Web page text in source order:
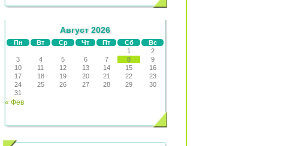
Август 2026
Пн Вт Ср Чт Пт Сб
Вс
1
2
3
4 5 6 7 8
9
10
11 12 13 14 15
16
17
18 19 20 21 22
23
24
25 26 27 28 29
30
31
« Фев